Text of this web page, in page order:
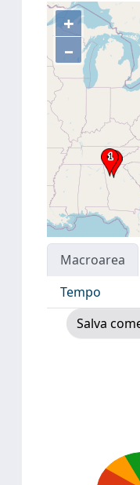
+
–
Macroarea
Tempo
Salva